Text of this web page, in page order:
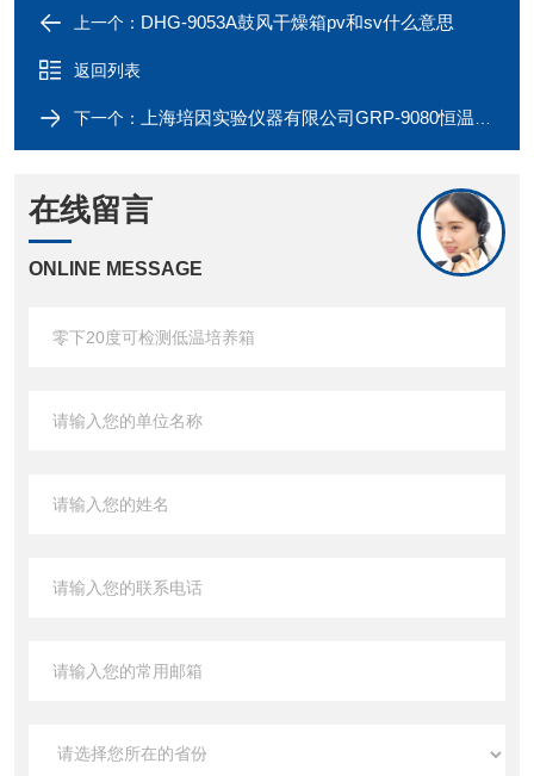
上一个： DHG-9053A鼓风干燥箱pv和sv什么意思
返回列表
下一个： 上海培因实验仪器有限公司GRP-9080恒温箱-实验室隔水式培养箱
在线留言
ONLINE MESSAGE